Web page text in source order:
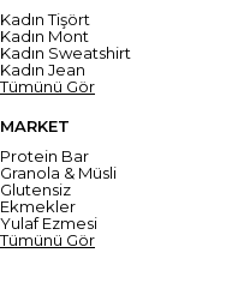
Kadın Tişört
Kadın Mont
Kadın Sweatshirt
Kadın Jean
Tümünü Gör
MARKET
Protein Bar
Granola & Müsli
Glutensiz
Ekmekler
Yulaf Ezmesi
Tümünü Gör